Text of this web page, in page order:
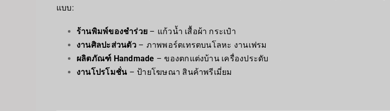
แบบ:
ร้านพิมพ์ของชำร่วย – แก้วน้ำ เสื้อผ้า กระเป๋า
งานศิลปะส่วนตัว– ภาพพอร์ตเทรตบนโลหะ งานเฟรม
ผลิตภัณฑ์ Handmade – ของตกแต่งบ้าน เครื่องประดับ
งานโปรโมชั่น– ป้ายโฆษณา สินค้าพรีเมี่ยม